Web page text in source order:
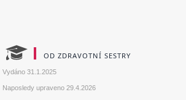
OD ZDRAVOTNÍ SESTRY
Vydáno31.1.2025
Naposledy upraveno29.4.2026